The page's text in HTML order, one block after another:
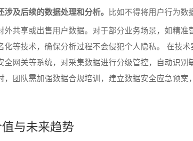
及后续的数据处理和分析。 比如不得将用户行为数
外共享或出售用户数据。对于部分业务场景，如精准
等技术，确保分析过程不会侵犯个人隐私。 在技术
全网关等系统，对采集数据进行分级管控，自动识别
团队需加强数据合规培训，建立数据安全应急预案
与未来趋势